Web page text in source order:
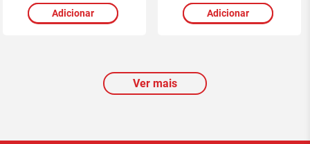
Adicionar Adicionar
Ver mais